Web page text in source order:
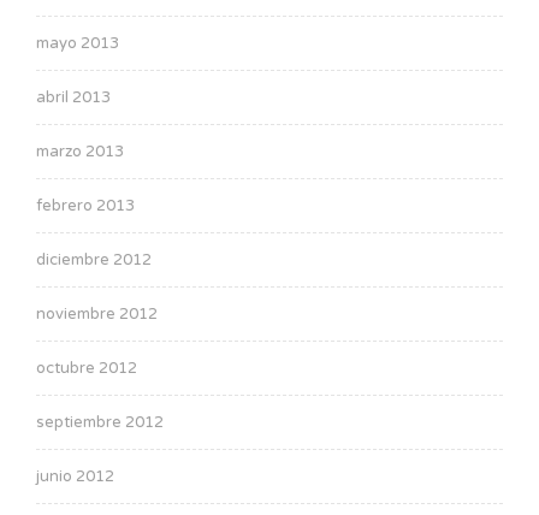
mayo 2013
abril 2013
marzo 2013
febrero 2013
diciembre 2012
noviembre 2012
octubre 2012
septiembre 2012
junio 2012